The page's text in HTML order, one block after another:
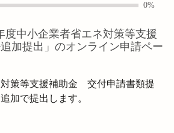
0%
度中小企業者省エネ対策等支援
加提出 」のオンライン申請ペー
策等支援補助金　交付申請書類提
加で提出します。